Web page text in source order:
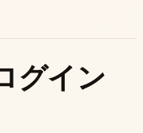
グイン